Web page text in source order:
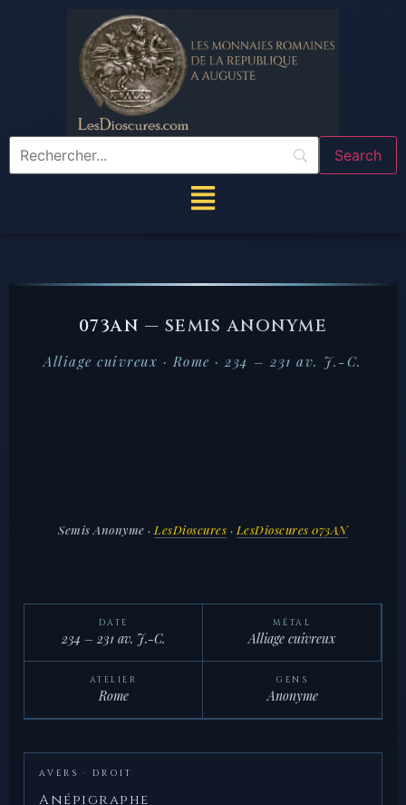
073AN — SEMIS ANONYME
Alliage cuivreux · Rome · 234 – 231 av. J.-C.
Semis Anonyme · LesDioscures · LesDioscures 073AN
DATE
234 – 231 av. J.-C.
MÉTAL
Alliage cuivreux
ATELIER
Rome
GENS
Anonyme
AVERS · DROIT
Anépigraphe